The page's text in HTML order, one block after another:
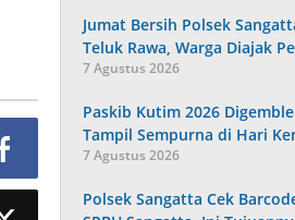
Jumat Bersih Polsek
Teluk Rawa, Warga Diajak
7 Agustus 2026
Paskib Kutim 2026
Tampil Sempurna di Hari
7 Agustus 2026
Polsek Sangatta Cek